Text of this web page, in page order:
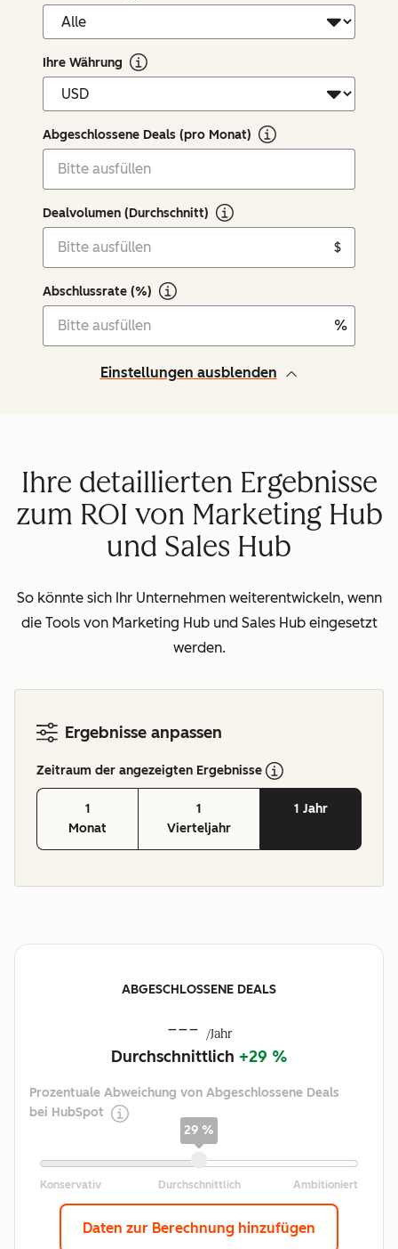
Ihre Währung
Abgeschlossene Deals (pro Monat)
Dealvolumen (Durchschnitt)
$
Abschlussrate (%)
%
Einstellungen ausblenden
Ihre detaillierten Ergebnisse
zum ROI von Marketing Hub
und Sales Hub
So könnte sich Ihr Unternehmen weiterentwickeln, wenn
die Tools von Marketing Hub und Sales Hub eingesetzt
werden.
Ergebnisse anpassen
Zeitraum der angezeigten Ergebnisse
1
Monat
1
Vierteljahr
1 Jahr
ABGESCHLOSSENE DEALS
--- /Jahr
Durchschnittlich +29 %
Prozentuale Abweichung von Abgeschlossene Deals
bei HubSpot
29 %
Daten zur Berechnung hinzufügen